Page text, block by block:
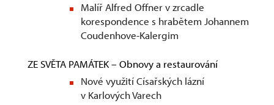
Malíř Alfred Offner v zrcadle
korespondence s hrabětem Johannem
Coudenhove-Kalergim
ZE SVĚTA PAMÁTEK – Obnovy a restaurování
Nové využití Císařských lázní
v Karlových Varech